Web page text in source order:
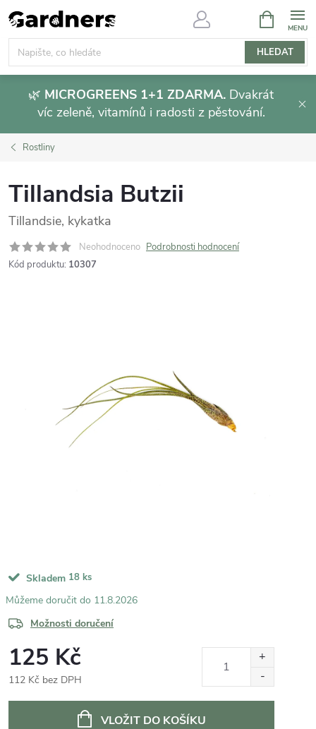
Přejít
na
obsah
HLEDAT
NÁKUPNÍ
KOŠÍK
🌿 MICROGREENS 1+1 ZDARMA. Dvakrát
víc zeleně, vitamínů i radosti z pěstování.
Rostliny
Tillandsia Butzii
Tillandsie, kykatka
Neohodnoceno Podrobnosti hodnocení
Kód produktu: 10307
Skladem 18 ks
11.8.2026
Možnosti doručení
125 Kč
112 Kč bez DPH
VLOŽIT DO KOŠÍKU